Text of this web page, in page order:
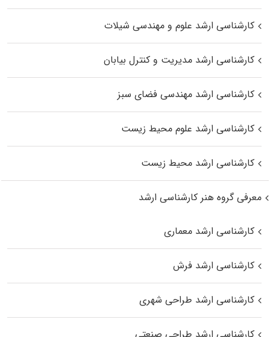
کارشناسی ارشد علوم و مهندسی شیلات
کارشناسی ارشد مدیریت و کنترل بیابان
کارشناسی ارشد مهندسی فضای سبز
کارشناسی ارشد علوم محیط‌ زیست
کارشناسی ارشد محیط زیست
معرفی گروه هنر کارشناسی ارشد
کارشناسی ارشد معماری
کارشناسی ارشد فرش
کارشناسی ارشد طراحی شهری